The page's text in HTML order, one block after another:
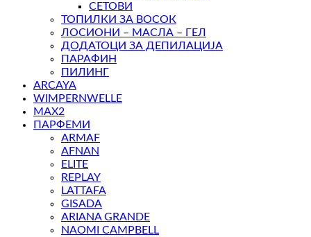
СЕТОВИ
ТОПИЛКИ ЗА ВОСОК
ЛОСИОНИ – МАСЛА – ГЕЛ
ДОДАТОЦИ ЗА ДЕПИЛАЦИЈА
ПАРАФИН
ПИЛИНГ
ARCAYA
WIMPERNWELLE
MAX2
ПАРФЕМИ
ARMAF
AFNAN
ELITE
REPLAY
LATTAFA
GISADA
ARIANA GRANDE
NAOMI CAMPBELL